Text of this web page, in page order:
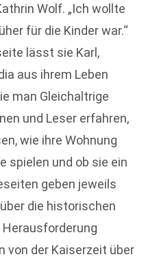
Wolf. „Ich wollte
für die Kinder war.“
lässt sie Karl,
aus ihrem Leben
man Gleichaltrige
und Leser erfahren,
wie ihre Wohnung
spielen und ob sie ein
geben jeweils
die historischen
Herausforderung
von der Kaiserzeit über